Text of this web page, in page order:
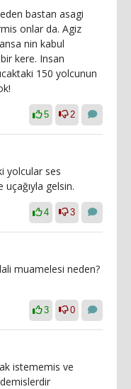
bastan asagi
onlar da. Agiz
nin kabul
kere. Insan
150 yolcunun
5 2
yolcular ses
uçağıyla gelsin.
4 3
muamelesi neden?
3 0
istememis ve